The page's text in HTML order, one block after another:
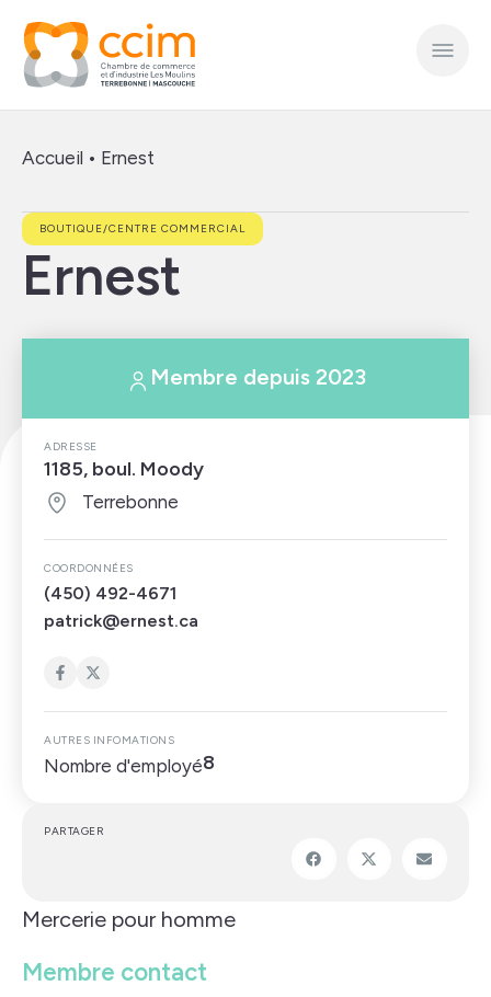
Accueil • Ernest
BOUTIQUE/CENTRE COMMERCIAL
Ernest
Membre depuis 2023
ADRESSE
1185, boul. Moody
Terrebonne
COORDONNÉES
(450) 492-4671
patrick@ernest.ca
AUTRES INFOMATIONS
Nombre d'employé8
PARTAGER
Mercerie pour homme
Membre contact